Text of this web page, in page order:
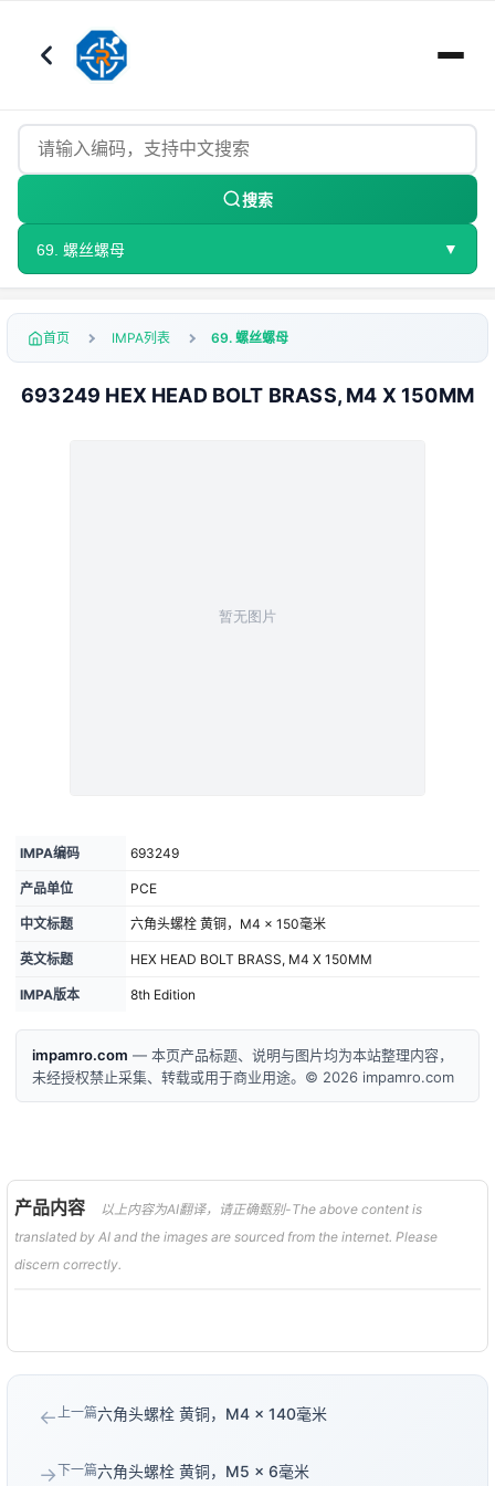
搜索
69. 螺丝螺母 ▼
首页 IMPA列表 69. 螺丝螺母
693249 HEX HEAD BOLT BRASS, M4 X 150MM
IMPA编码 693249
产品单位 PCE
中文标题 六角头螺栓 黄铜，M4 × 150毫米
英文标题 HEX HEAD BOLT BRASS, M4 X 150MM
IMPA版本 8th Edition
impamro.com — 本页产品标题、说明与图片均为本站整理内容，
未经授权禁止采集、转载或用于商业用途。© 2026 impamro.com
产品内容
以上内容为AI翻译，请正确甄别-The above content is
translated by AI and the images are sourced from the internet. Please
discern correctly.
←上一篇六角头螺栓 黄铜，M4 × 140毫米
→下一篇六角头螺栓 黄铜，M5 × 6毫米